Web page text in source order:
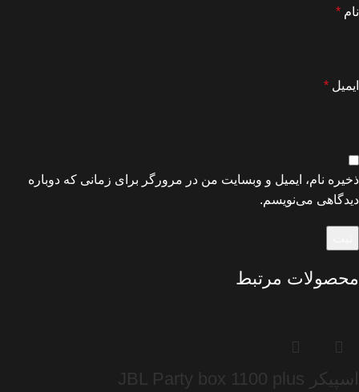
نام *
ایمیل *
ذخیره نام، ایمیل و وبسایت من در مرورگر برای زمانی که دوباره
دیدگاهی می‌نویسم.
محصولات مرتبط
اسپیکر JBL Party box 1100 plus